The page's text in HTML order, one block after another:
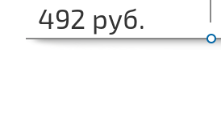
492 руб.